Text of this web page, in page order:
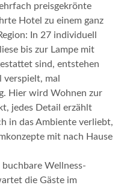
preisgekrönte
Hotel zu einem ganz
In 27 individuell
bis zur Lampe mit
sind, entstehen
mal
Hier wird Wohnen zur
jedes Detail erzählt
in das Ambiente verliebt,
mit nach Hause
Wellness-
die Gäste im